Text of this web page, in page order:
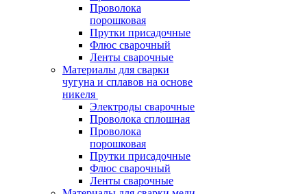
Проволока
порошковая
Прутки присадочные
Флюс сварочный
Ленты сварочные
Материалы для сварки
чугуна и сплавов на основе
никеля
Электроды сварочные
Проволока сплошная
Проволока
порошковая
Прутки присадочные
Флюс сварочный
Ленты сварочные